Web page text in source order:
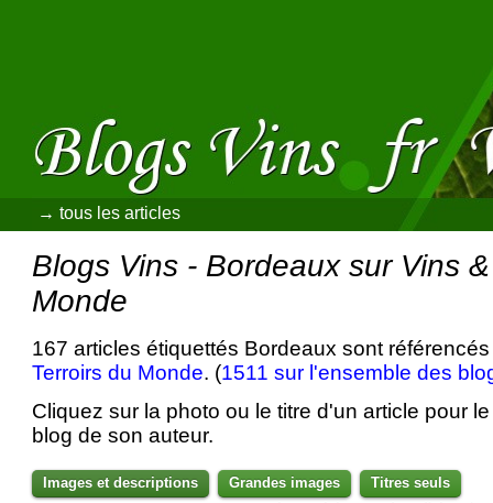
→ tous les articles
Blogs Vins - Bordeaux sur Vins
Monde
167 articles étiquettés Bordeaux sont
Terroirs du Monde. (1511 sur l'ensemble des
Cliquez sur la photo ou le titre d'un article pour
blog de son auteur.
Images et descriptions Grandes images
Titres seuls